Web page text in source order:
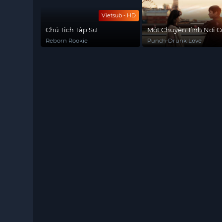
Vietsub - HD
Chủ Tịch Tập Sự
Reborn Rookie
Một Chuyện Tình Nơi
Xưởng
Punch-Drunk Love